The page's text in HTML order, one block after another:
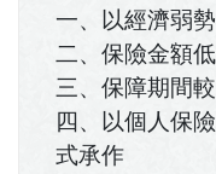
一、以經濟弱
二、保險金額
三、保障期間
四、以個人保
式承作